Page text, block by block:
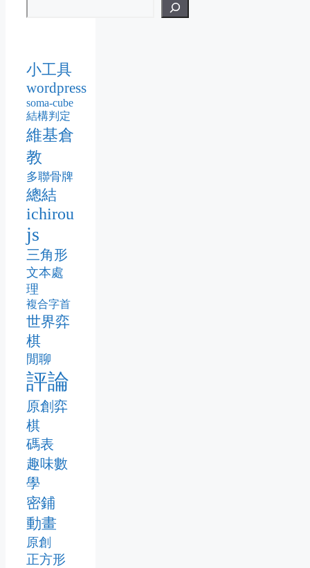
小工具
wordpress
soma-cube
結構判定
維基倉
教
多聯骨牌
總結
ichirou
js
三角形
文本處
理
複合字首
世界弈
棋
閒聊
評論
原創弈
棋
碼表
趣味數
學
密鋪
動畫
原創
正方形